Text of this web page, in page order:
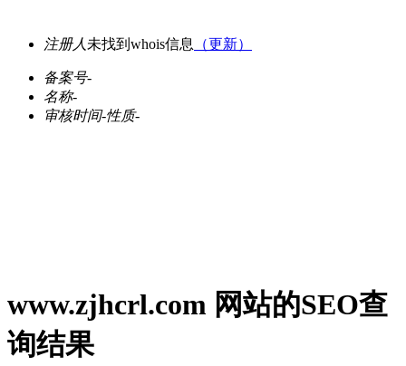
注册人 未找到whois信息 （更新）
备案号-
名称-
审核时间-性质-
www.zjhcrl.com 网站的SEO查
询结果